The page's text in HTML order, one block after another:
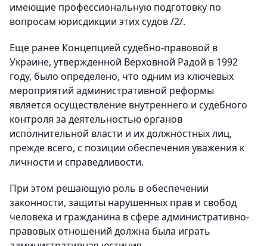
имеющие профессиональную подготовку по
вопросам юрисдикции этих судов /2/.
Еще ранее Концепцией судебно-правовой в
Украине, утвержденной Верховной Радой в 1992
году, было определено, что одним из ключевых
мероприятий административной реформы
является осуществление внутреннего и судебного
контроля за деятельностью органов
исполнительной власти и их должностных лиц,
прежде всего, с позиции обеспечения уважения к
личности и справедливости.
При этом решающую роль в обеспечении
законности, защиты нарушенных прав и свобод
человека и гражданина в сфере административно-
правовых отношений должна была играть